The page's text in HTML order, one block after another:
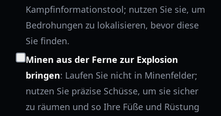
Kampfinformationstool; nutzen Sie sie, um
Bedrohungen zu lokalisieren, bevor diese
Sie finden.
Minen aus der Ferne zur Explosion
bringen: Laufen Sie nicht in Minenfelder;
nutzen Sie präzise Schüsse, um sie sicher
zu räumen und so Ihre Füße und Rüstung